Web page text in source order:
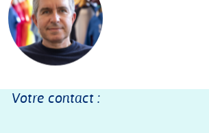
Votre contact :